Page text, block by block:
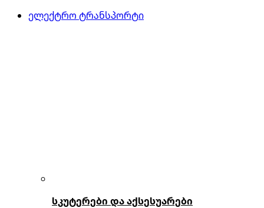
ელექტრო ტრანსპორტი
სკუტერები და აქსესუარები